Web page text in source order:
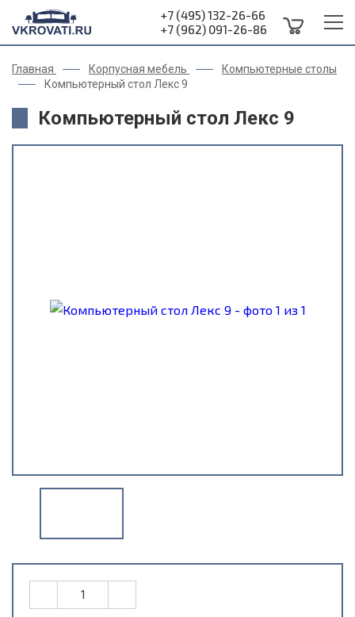
+7 (495) 132-26-66
+7 (962) 091-26-86
Главная Корпусная мебель
Компьютерные столы
Компьютерный стол Лекс 9
Компьютерный стол Лекс 9